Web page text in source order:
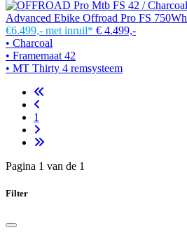
Advanced Ebike Offroad Pro FS 750Wh
€6.499,- met inruil* € 4.499,-
• Charcoal
• Framemaat 42
• MT Thirty 4 remsysteem
1
Pagina 1 van de 1
Filter